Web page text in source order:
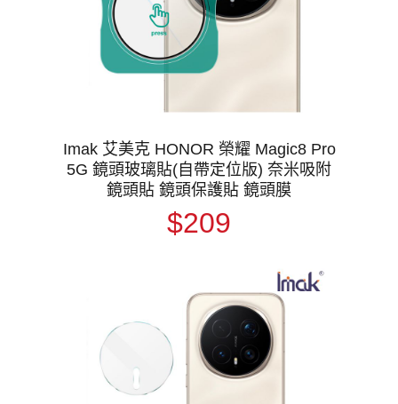
Imak 艾美克 HONOR 榮耀 Magic8 Pro
5G 鏡頭玻璃貼(自帶定位版) 奈米吸附
鏡頭貼 鏡頭保護貼 鏡頭膜
$209